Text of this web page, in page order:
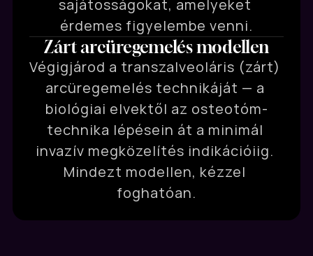
sajátosságokat, amelyeket
érdemes figyelembe venni.
Zárt arcüregemelés modellen
Végigjárod a transzalveoláris (zárt)
arcüregemelés technikáját — a
biológiai elvektől az osteotóm-
technika lépésein át a minimál
invazív megközelítés indikációiig.
Mindezt modellen, kézzel
foghatóan.